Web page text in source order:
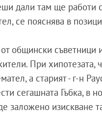
дали там ще работи
се пояснява в
общински съветници
При хипотезата,
а старият - г-н
сегашната Гъбка, в
заложено изискване